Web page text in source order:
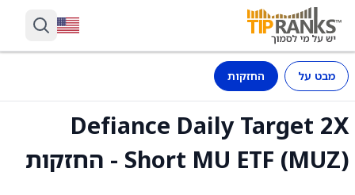
מבט על החזקות
Defiance Daily Target 2X
Short MU ETF (MUZ) - החזקות